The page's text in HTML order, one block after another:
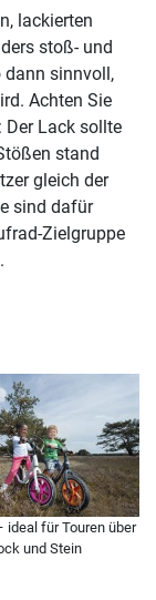
lackierten
stoß- und
sinnvoll,
Achten Sie
Der Lack sollte
stand
gleich der
sind dafür
Zielgruppe
ideal für Touren über
und Stein